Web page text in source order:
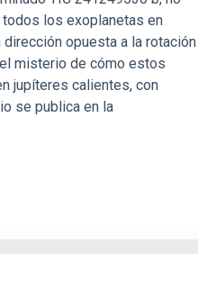
los exoplanetas en
opuesta a la rotación
misterio de cómo estos
jupíteres calientes, con
se publica en la